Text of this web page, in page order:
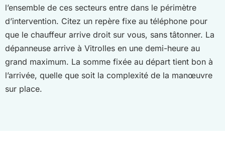
l’ensemble de ces secteurs entre dans le périmètre
d’intervention. Citez un repère fixe au téléphone pour
que le chauffeur arrive droit sur vous, sans tâtonner. La
dépanneuse arrive à Vitrolles en une demi-heure au
grand maximum. La somme fixée au départ tient bon à
l’arrivée, quelle que soit la complexité de la manœuvre
sur place.